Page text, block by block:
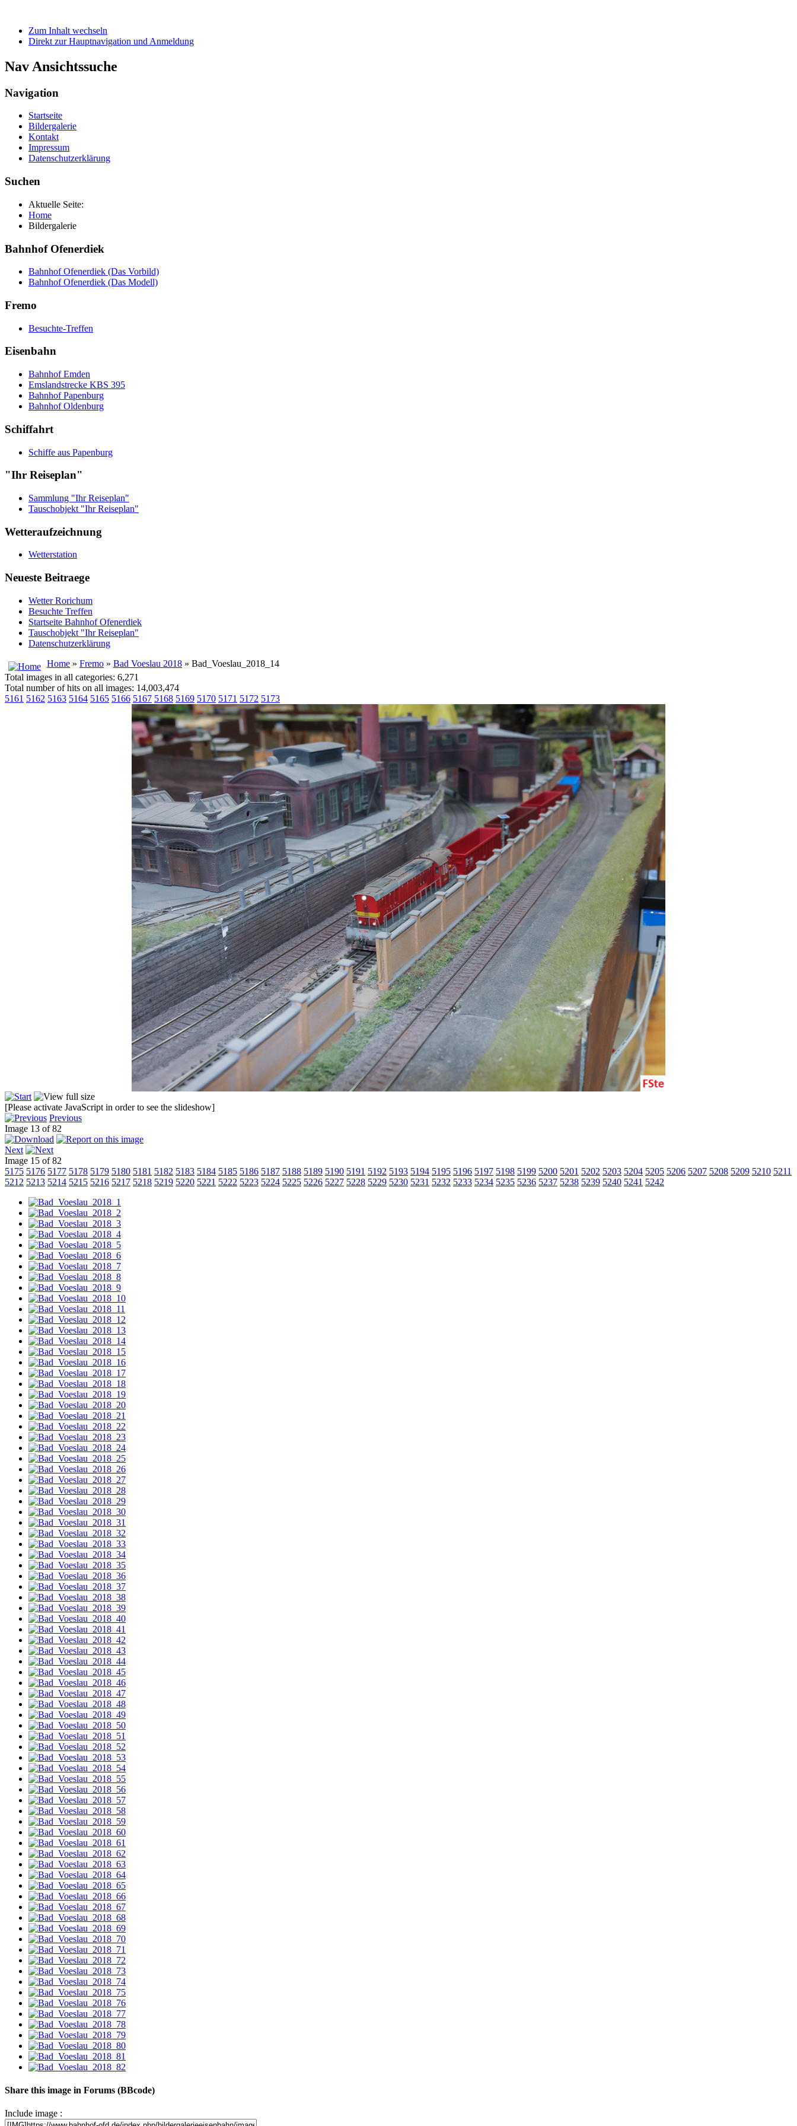
Zum Inhalt wechseln
Direkt zur Hauptnavigation und Anmeldung
Nav Ansichtssuche
Navigation
Startseite
Bildergalerie
Kontakt
Impressum
Datenschutzerklärung
Suchen
Aktuelle Seite:
Home
Bildergalerie
Bahnhof Ofenerdiek
Bahnhof Ofenerdiek (Das Vorbild)
Bahnhof Ofenerdiek (Das Modell)
Fremo
Besuchte-Treffen
Eisenbahn
Bahnhof Emden
Emslandstrecke KBS 395
Bahnhof Papenburg
Bahnhof Oldenburg
Schiffahrt
Schiffe aus Papenburg
"Ihr Reiseplan"
Sammlung "Ihr Reiseplan"
Tauschobjekt "Ihr Reiseplan"
Wetteraufzeichnung
Wetterstation
Neueste Beitraege
Wetter Rorichum
Besuchte Treffen
Startseite Bahnhof Ofenerdiek
Tauschobjekt "Ihr Reiseplan"
Datenschutzerklärung
Home » Fremo » Bad Voeslau 2018 » Bad_Voeslau_2018_14
Total images in all categories: 6,271
Total number of hits on all images: 14,003,474
5161 5162 5163 5164 5165 5166 5167 5168 5169 5170 5171 5172 5173
[Please activate JavaScript in order to see the slideshow]
Previous
Image 13 of 82
Next
Image 15 of 82
5175 5176 5177 5178 5179 5180 5181 5182 5183 5184 5185 5186 5187 5188 5189 5190 5191 5192 5193 5194 5195 5196 5197 5198 5199 5200 5201 5202 5203 5204 5205 5206 5207 5208 5209 5210 5211
5212 5213 5214 5215 5216 5217 5218 5219 5220 5221 5222 5223 5224 5225 5226 5227 5228 5229 5230 5231 5232 5233 5234 5235 5236 5237 5238 5239 5240 5241 5242
Share this image in Forums (BBcode)
Include image :